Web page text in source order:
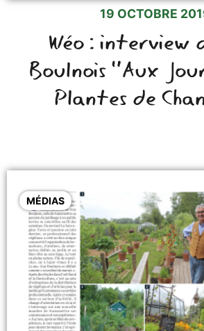
19 OCTOBRE
Wéo : interview
Boulnois "Aux
Plantes de
MÉDIAS